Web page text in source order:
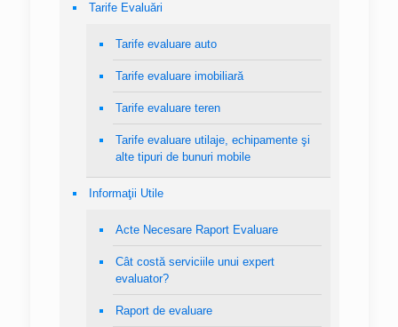
Tarife Evaluări
Tarife evaluare auto
Tarife evaluare imobiliară
Tarife evaluare teren
Tarife evaluare utilaje, echipamente şi
alte tipuri de bunuri mobile
Informaţii Utile
Acte Necesare Raport Evaluare
Cât costă serviciile unui expert
evaluator?
Raport de evaluare